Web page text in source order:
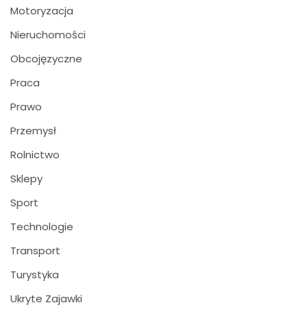
Motoryzacja
Nieruchomości
Obcojęzyczne
Praca
Prawo
Przemysł
Rolnictwo
Sklepy
Sport
Technologie
Transport
Turystyka
Ukryte Zajawki